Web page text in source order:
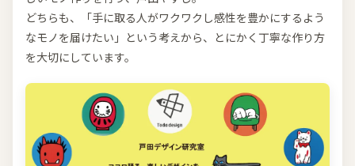
どちらも、「手に取る人がワクワクし感性を豊かにするよう
なモノを届けたい」という考えから、とにかく丁寧な作り方
を大切にしています。